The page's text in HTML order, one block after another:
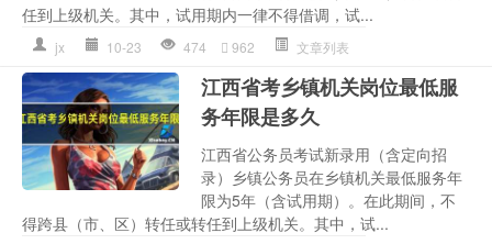
任到上级机关。其中，试用期内一律不得借调，试...
jx 10-23 474 962 文章列表
江西省考乡镇机关岗位最低服
务年限是多久
江西省公务员考试新录用（含定向招
录）乡镇公务员在乡镇机关最低服务年
限为5年（含试用期）。在此期间，不
得跨县（市、区）转任或转任到上级机关。其中，试...